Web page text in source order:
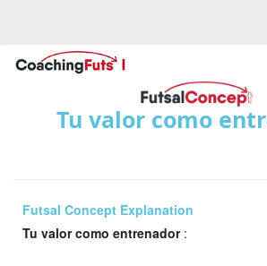
Tu valor como
Futsal Concept Explanation
Tu valor como entrenador :